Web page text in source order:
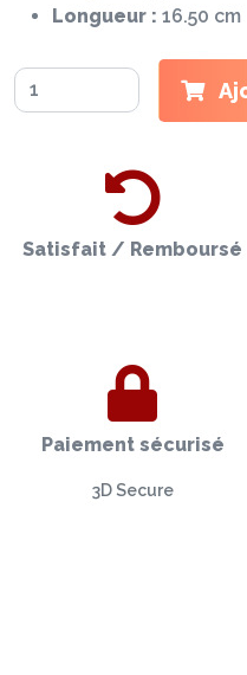
Longueur : 16.50 cm
Satisfait / Remboursé
Paiement sécurisé
3D Secure